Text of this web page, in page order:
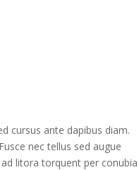
cursus ante dapibus diam.
nec tellus sed augue
litora torquent per conubia